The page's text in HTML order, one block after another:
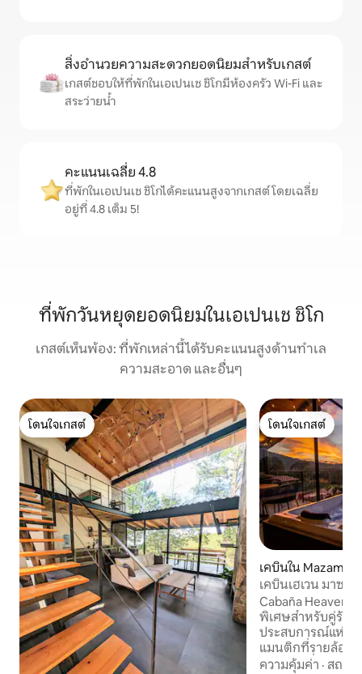
สิ่งอำนวยความสะดวกยอดนิยมสำหรับเกสต์
เกสต์ชอบให้ที่พักในเอเปนเช ชิโกมีห้องครัว Wi-Fi และ
สระว่ายน้ำ
คะแนนเฉลี่ย 4.8
ที่พักในเอเปนเช ชิโกได้คะแนนสูงจากเกสต์ โดยเฉลี่ย
อยู่ที่ 4.8 เต็ม 5!
ที่พักวันหยุดยอดนิยมในเอเปนเช ชิโก
เกสต์เห็นพ้อง: ที่พักเหล่านี้ได้รับคะแนนสูงด้านทำเล
ความสะอาด และอื่นๆ
โดนใจเกสต์
โดนใจเกสต์
โดนใจเกสต์
โดนใจเกสต์
เคบินใน Mazamitla
เคบินเฮเวน มาซา
ผู้ใหญ่โดยเฉพาะ
Cabaña Heaven
พิเศษสำหรับคู่รักที่
ประสบการณ์แห่งค
แมนติกที่รายล้อมไ
ออกแบบที่หรูหรา
ความคุ้มค่า · สถาน